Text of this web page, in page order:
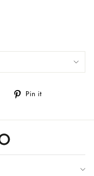
Tweet Pin it